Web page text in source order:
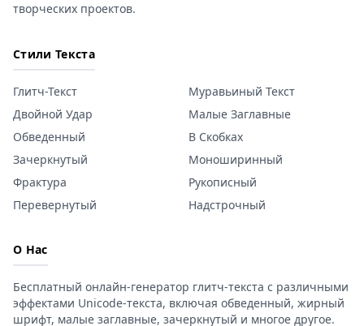
творческих проектов.
Стили Текста
Глитч-Текст
Муравьиный Текст
Двойной Удар
Малые Заглавные
Обведенный
В Скобках
Зачеркнутый
Моноширинный
Фрактура
Рукописный
Перевернутый
Надстрочный
О Нас
Бесплатный онлайн-генератор глитч-текста с различными
эффектами Unicode-текста, включая обведенный, жирный
шрифт, малые заглавные, зачеркнутый и многое другое.